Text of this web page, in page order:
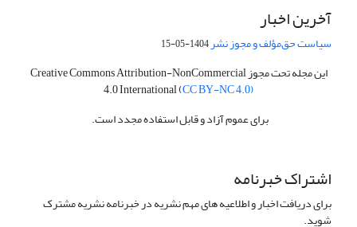
آخرین اخبار
سیاست حق‌مؤلف و مجوز نشر1404-05-15
این مجله تحت مجوز Creative Commons Attribution-NonCommercial
4.0 International (CC BY-NC 4.0)
برای عموم آزاد و قابل استفاده مجدد است.
اشتراک خبرنامه
برای دریافت اخبار و اطلاعیه های مهم نشریه در خبرنامه نشریه مشترک
شوید.